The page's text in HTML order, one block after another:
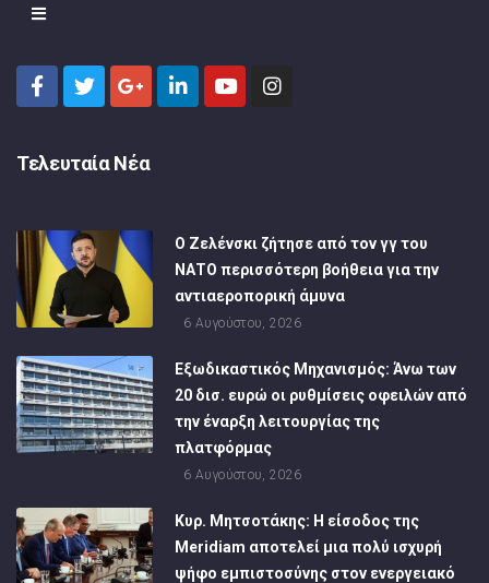
Τελευταία Νέα
Ο Ζελένσκι ζήτησε από τον γγ του
ΝΑΤΟ περισσότερη βοήθεια για την
αντιαεροπορική άμυνα
6 Αυγούστου, 2026
Εξωδικαστικός Μηχανισμός: Άνω των
20 δισ. ευρώ οι ρυθμίσεις οφειλών από
την έναρξη λειτουργίας της
πλατφόρμας
6 Αυγούστου, 2026
Κυρ. Μητσοτάκης: Η είσοδος της
Meridiam αποτελεί μια πολύ ισχυρή
ψήφο εμπιστοσύνης στον ενεργειακό